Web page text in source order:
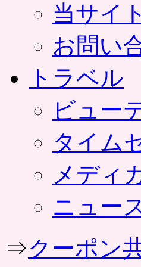
当サイ
お問い
トラベル
ビュー
タイム
メディ
ニュー
⇒クーポン